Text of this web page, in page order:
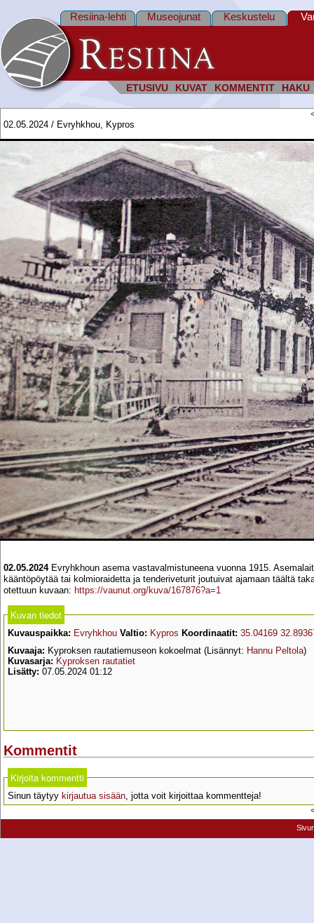
ETUSIVU KUVAT KOMMENTIT HAKU
Resiina-lehti Museojunat Keskustelu
02.05.2024 / Evryhkhou, Kypros
02.05.2024Evryhkhoun asema vastavalmistuneena vuonna 1915.
kääntöpöytää tai kolmioraidetta ja tenderiveturit joutuivat ajamaan täältä
otettuun kuvaan: https://vaunut.org/kuva/167876?a=1
Kuvan tiedot
Kuvauspaikka: Evryhkhou Valtio: Kypros Koordinaatit: 35.04169
Kuvaaja: Kyproksen rautatiemuseon kokoelmat (Lisännyt: Hannu Peltola)
Kuvasarja: Kyproksen rautatiet
Lisätty: 07.05.2024 01:12
Kommentit
Kirjoita kommentti
Sinun täytyy kirjautua sisään , jotta voit kirjoittaa kommentteja!